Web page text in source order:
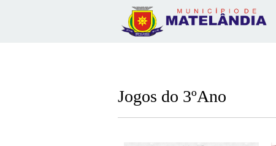
Jogos do 3ºAno